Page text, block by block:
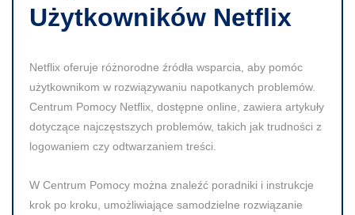
Użytkowników Netflix
Netflix oferuje różnorodne źródła wsparcia, aby pomóc
użytkownikom w rozwiązywaniu napotkanych problemów.
Centrum Pomocy Netflix, dostępne online, zawiera artykuły
dotyczące najczęstszych problemów, takich jak trudności z
logowaniem czy odtwarzaniem treści.
W Centrum Pomocy można znaleźć poradniki i instrukcje
krok po kroku, umożliwiające samodzielne rozwiązanie